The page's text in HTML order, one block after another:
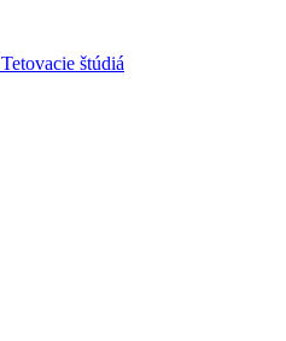
Tetovacie štúdiá